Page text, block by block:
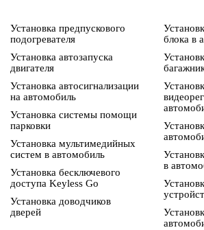
Установка предпускового
подогревателя
Установка автозапуска
двигателя
Установка автосигнализации
на автомобиль
Установка системы помощи
парковки
Установка мультимедийных
систем в автомобиль
Установка бесключевого
доступа Keyless Go
Установка доводчиков
дверей
блока в
в